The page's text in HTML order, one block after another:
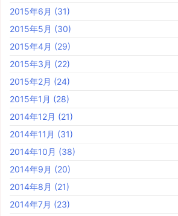
2015年6月 (31)
2015年5月 (30)
2015年4月 (29)
2015年3月 (22)
2015年2月 (24)
2015年1月 (28)
2014年12月 (21)
2014年11月 (31)
2014年10月 (38)
2014年9月 (20)
2014年8月 (21)
2014年7月 (23)